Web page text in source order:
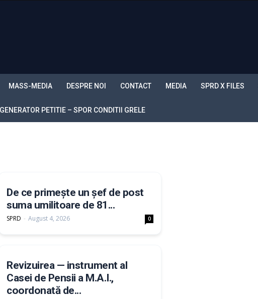
MASS-MEDIA DESPRE NOI CONTACT MEDIA SPRD X FILES
GENERATOR PETITIE – SPOR CONDITII GRELE
De ce primește un șef de post
suma umilitoare de 81...
SPRD - August 4, 2026 0
Revizuirea — instrument al
Casei de Pensii a M.A.I.,
coordonată de...